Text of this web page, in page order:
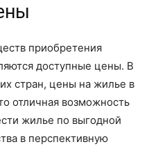
приобретения
доступные цены. В
стран, цены на жилье в
отличная возможность
жилье по выгодной
в перспективную